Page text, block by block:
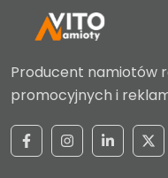
Producent namiotów
promocyjnych i